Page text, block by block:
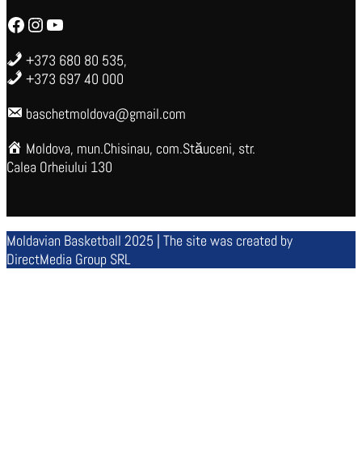
Facebook Instagram YouTube
+373 680 80 535,
+373 697 40 000
baschetmoldova@gmail.com
Moldova, mun.Chisinau, com.Stăuceni, str.
Calea Orheiului 130
Moldavian Basketball 2025 | The site was created by
DirectMedia Group SRL